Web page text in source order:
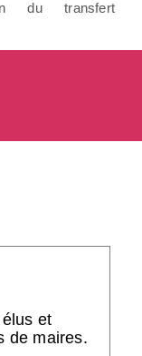
du transfert
et
de maires.